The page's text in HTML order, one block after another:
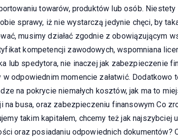
towarów, produktów lub osób. Niestety
sprawy, iż nie wystarczą jedynie chęci, by
musimy działać zgodnie z obowiązującym
kompetencji zawodowych, wspomniana
lub spedytora, nie inaczej jak zabezpieczenie
odpowiednim momencie załatwić. Dodatkowo
na pokrycie niemałych kosztów, jak ma to
na busa, oraz zabezpieczeniu finansowym Co
takim kapitałem, chcemy też jak najszybciej
oraz posiadaniu odpowiednich dokumentów?